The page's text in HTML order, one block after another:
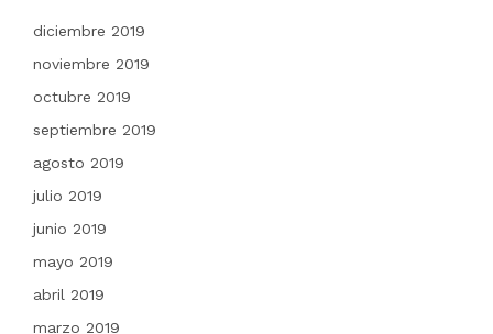
diciembre 2019
noviembre 2019
octubre 2019
septiembre 2019
agosto 2019
julio 2019
junio 2019
mayo 2019
abril 2019
marzo 2019